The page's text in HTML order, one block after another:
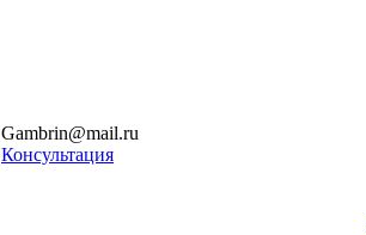
Gambrin@mail.ru
Консультация